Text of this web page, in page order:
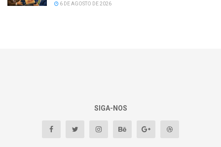
6 DE AGOSTO DE 2026
SIGA-NOS